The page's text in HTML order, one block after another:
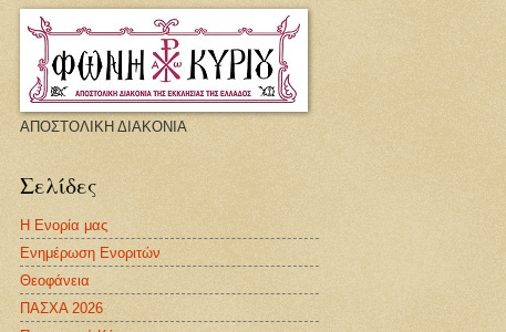
ΑΠΟΣΤΟΛΙΚΗ ΔΙΑΚΟΝΙΑ
Σελίδες
Η Ενορία μας
Ενημέρωση Ενοριτών
Θεοφάνεια
ΠΑΣΧΑ 2026